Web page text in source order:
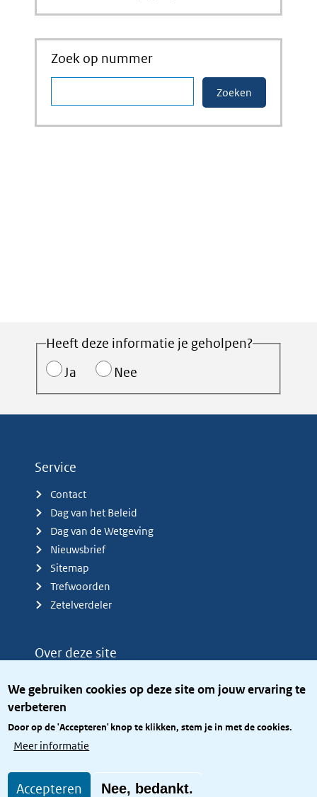
We gebruiken cookies op deze site om jouw ervaring te
verbeteren
Door op de 'Accepteren' knop te klikken, stem je in met de cookies.
Meer informatie
Accepteren Nee, bedankt.
Zoek op nummer
Heeft deze informatie je geholpen?
Ja
Nee
Service
Contact
Dag van het Beleid
Dag van de Wetgeving
Nieuwsbrief
Sitemap
Trefwoorden
Zetelverdeler
Over deze site
Privacy
Toegang site openbaar
Toegankelijkheid